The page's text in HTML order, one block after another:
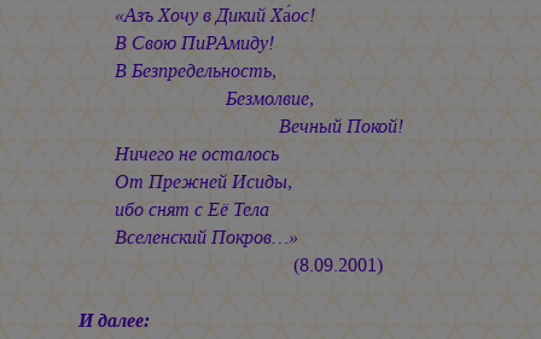
«Азъ Хочу в Дикий Ха́ос!
В Свою ПиРАмиду!
В Безпредельность,
Безмолвие,
Вечный Покой!
Ничего не осталось
От Прежней Исиды,
ибо снят с Её Тела
Вселенский Покров…»
(8.09.2001)
И далее: